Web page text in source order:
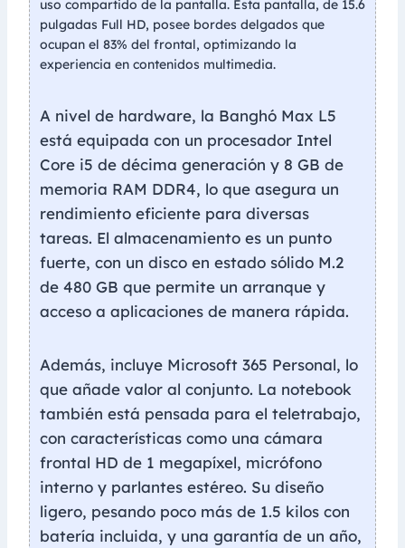
uso compartido de la pantalla. Esta pantalla, de 15.6
pulgadas Full HD, posee bordes delgados que
ocupan el 83% del frontal, optimizando la
experiencia en contenidos multimedia.
A nivel de hardware, la Banghó Max L5
está equipada con un procesador Intel
Core i5 de décima generación y 8 GB de
memoria RAM DDR4, lo que asegura un
rendimiento eficiente para diversas
tareas. El almacenamiento es un punto
fuerte, con un disco en estado sólido M.2
de 480 GB que permite un arranque y
acceso a aplicaciones de manera rápida.
Además, incluye Microsoft 365 Personal, lo
que añade valor al conjunto. La notebook
también está pensada para el teletrabajo,
con características como una cámara
frontal HD de 1 megapíxel, micrófono
interno y parlantes estéreo. Su diseño
ligero, pesando poco más de 1.5 kilos con
batería incluida, y una garantía de un año,